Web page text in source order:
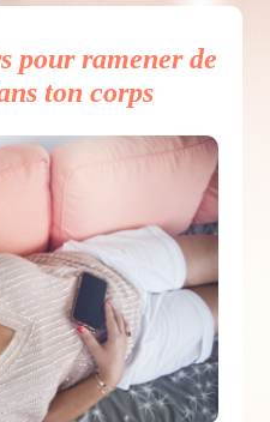
pour ramener de
ton corps